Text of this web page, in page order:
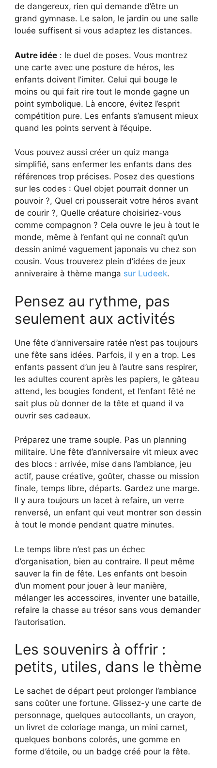
de dangereux, rien qui demande d’être un
grand gymnase. Le salon, le jardin ou une salle
louée suffisent si vous adaptez les distances.
Autre idée : le duel de poses. Vous montrez
une carte avec une posture de héros, les
enfants doivent l’imiter. Celui qui bouge le
moins ou qui fait rire tout le monde gagne un
point symbolique. Là encore, évitez l’esprit
compétition pure. Les enfants s’amusent mieux
quand les points servent à l’équipe.
Vous pouvez aussi créer un quiz manga
simplifié, sans enfermer les enfants dans des
références trop précises. Posez des questions
sur les codes : Quel objet pourrait donner un
pouvoir ?, Quel cri pousserait votre héros avant
de courir ?, Quelle créature choisiriez-vous
comme compagnon ? Cela ouvre le jeu à tout le
monde, même à l’enfant qui ne connaît qu’un
dessin animé vaguement japonais vu chez son
cousin. Vous trouverez plein d’idées de jeux
anniveraire à thème manga sur Ludeek.
Pensez au rythme, pas
seulement aux activités
Une fête d’anniversaire ratée n’est pas toujours
une fête sans idées. Parfois, il y en a trop. Les
enfants passent d’un jeu à l’autre sans respirer,
les adultes courent après les papiers, le gâteau
attend, les bougies fondent, et l’enfant fêté ne
sait plus où donner de la tête et quand il va
ouvrir ses cadeaux.
Préparez une trame souple. Pas un planning
militaire. Une fête d’anniversaire vit mieux avec
des blocs : arrivée, mise dans l’ambiance, jeu
actif, pause créative, goûter, chasse ou mission
finale, temps libre, départs. Gardez une marge.
Il y aura toujours un lacet à refaire, un verre
renversé, un enfant qui veut montrer son dessin
à tout le monde pendant quatre minutes.
Le temps libre n’est pas un échec
d’organisation, bien au contraire. Il peut même
sauver la fin de fête. Les enfants ont besoin
d’un moment pour jouer à leur manière,
mélanger les accessoires, inventer une bataille,
refaire la chasse au trésor sans vous demander
l’autorisation.
Les souvenirs à offrir :
petits, utiles, dans le thème
Le sachet de départ peut prolonger l’ambiance
sans coûter une fortune. Glissez-y une carte de
personnage, quelques autocollants, un crayon,
un livret de coloriage manga, un mini carnet,
quelques bonbons colorés, une gomme en
forme d’étoile, ou un badge créé pour la fête.